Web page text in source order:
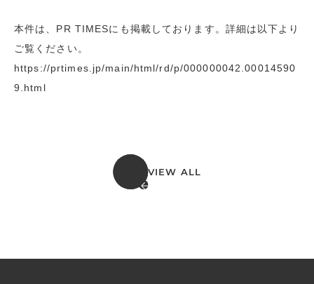
本件は、PR TIMESにも掲載しております。詳細は以下より
ご覧ください。
https://prtimes.jp/main/html/rd/p/000000042.00014590
9.html
VIEW ALL